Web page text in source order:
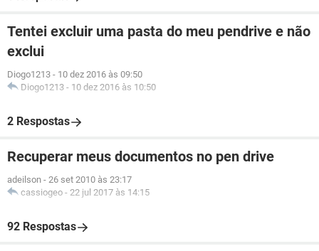
Tentei excluir uma pasta do meu pendrive e não
exclui
Diogo1213 - 10 dez 2016 às 09:50
Diogo1213 - 10 dez 2016 às 10:50
2 Respostas
Recuperar meus documentos no pen drive
adeilson - 26 set 2010 às 23:17
cassiogeo - 22 jul 2017 às 14:15
92 Respostas